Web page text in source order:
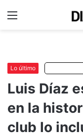
Lo último
Luis Díaz
en la
club lo